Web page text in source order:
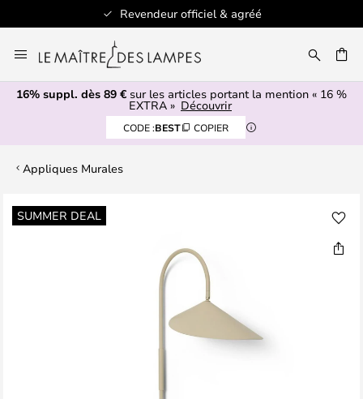
Revendeur officiel & agréé
au
contenu
16% suppl. dès 89 € sur les articles portant la mention « 16 %
EXTRA » Découvrir
CODE :BEST COPIER
Appliques Murales
SUMMER DEAL
Skip
to